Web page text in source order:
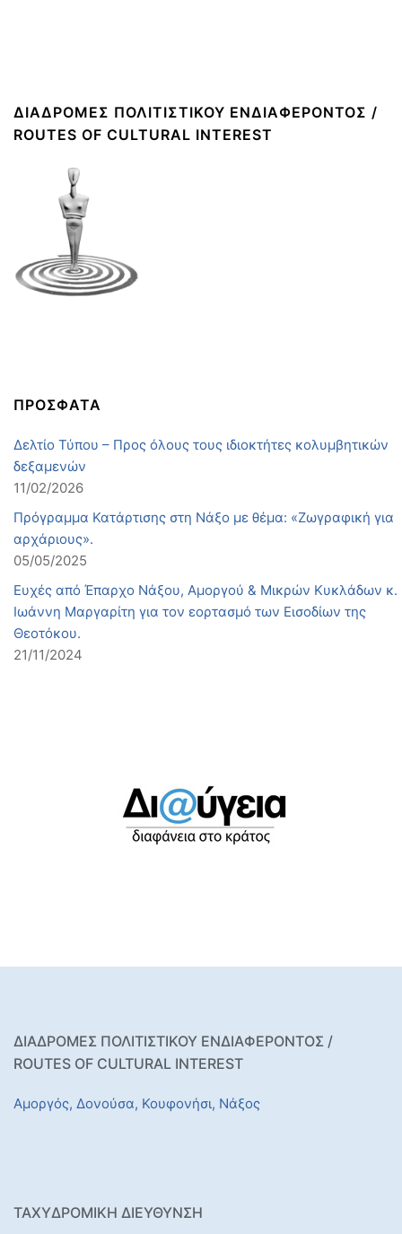
ΔΙΑΔΡΟΜΈΣ ΠΟΛΙΤΙΣΤΙΚΟΎ ΕΝΔΙΑΦΈΡΟΝΤΟΣ /
ROUTES OF CULTURAL INTEREST
ΠΡΟΣΦΑΤΑ
Δελτίο Τύπου – Προς όλους τους ιδιοκτήτες κολυμβητικών
δεξαμενών
11/02/2026
Πρόγραμμα Κατάρτισης στη Νάξο με θέμα: «Ζωγραφική για
αρχάριους».
05/05/2025
Ευχές από Έπαρχο Νάξου, Αμοργού & Μικρών Κυκλάδων κ.
Ιωάννη Μαργαρίτη για τον εορτασμό των Εισοδίων της
Θεοτόκου.
21/11/2024
ΔΙΑΔΡΟΜΕΣ ΠΟΛΙΤΙΣΤΙΚΟΥ ΕΝΔΙΑΦΕΡΟΝΤΟΣ /
ROUTES OF CULTURAL INTEREST
Αμοργός, Δονούσα, Κουφονήσι, Νάξος
ΤΑΧΥΔΡΟΜΙΚΉ ΔΙΕΎΘΥΝΣΗ